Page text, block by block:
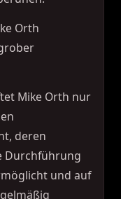
Orth
Mike Orth nur
deren
Durchführung
und auf